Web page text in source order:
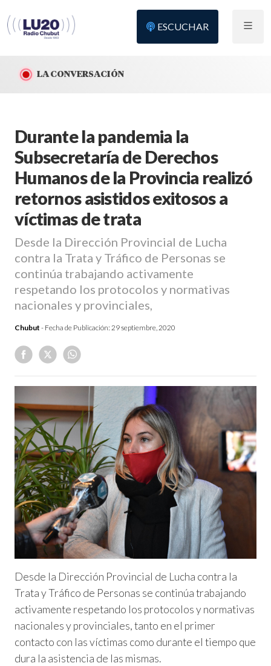
ESCUCHAR
LA CONVERSACIÓN
Durante la pandemia la
Subsecretaría de Derechos
Humanos de la Provincia realizó
retornos asistidos exitosos a
víctimas de trata
Desde la Dirección Provincial de Lucha
contra la Trata y Tráfico de Personas se
continúa trabajando activamente
respetando los protocolos y normativas
nacionales y provinciales,
Chubut - Fecha de Publicación: 29 septiembre, 2020
Desde la Dirección Provincial de Lucha contra la
Trata y Tráfico de Personas se continúa trabajando
activamente respetando los protocolos y normativas
nacionales y provinciales, tanto en el primer
contacto con las víctimas como durante el tiempo que
dura la asistencia de las mismas.